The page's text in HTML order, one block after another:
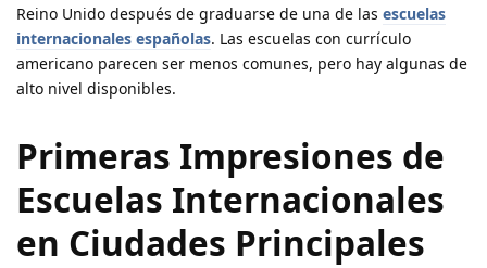
Reino Unido después de graduarse de una de las escuelas
internacionales españolas. Las escuelas con currículo
americano parecen ser menos comunes, pero hay algunas de
alto nivel disponibles.
Primeras Impresiones de
Escuelas Internacionales
en Ciudades Principales